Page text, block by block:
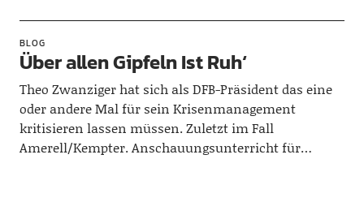
BLOG
Über allen Gipfeln Ist Ruh‘
Theo Zwanziger hat sich als DFB-Präsident das eine
oder andere Mal für sein Krisenmanagement
kritisieren lassen müssen. Zuletzt im Fall
Amerell/Kempter. Anschauungsunterricht für…